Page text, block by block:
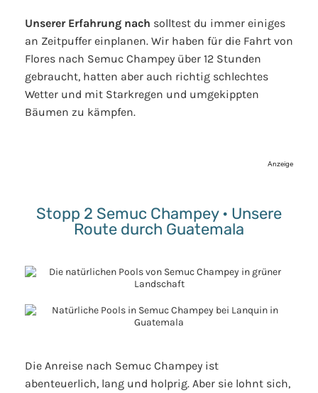
Unserer Erfahrung nach solltest du immer einiges
an Zeitpuffer einplanen. Wir haben für die Fahrt von
Flores nach Semuc Champey über 12 Stunden
gebraucht, hatten aber auch richtig schlechtes
Wetter und mit Starkregen und umgekippten
Bäumen zu kämpfen.
Anzeige
Stopp 2 Semuc Champey • Unsere
Route durch Guatemala
Die Anreise nach Semuc Champey ist
abenteuerlich, lang und holprig. Aber sie lohnt sich,